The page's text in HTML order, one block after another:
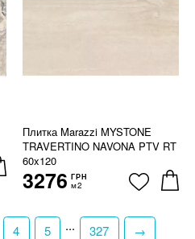
Плитка Marazzi MYSTONE
TRAVERTINO NAVONA PTV RT
60x120
3276 ГРН
м2
4 5 ... 327 →